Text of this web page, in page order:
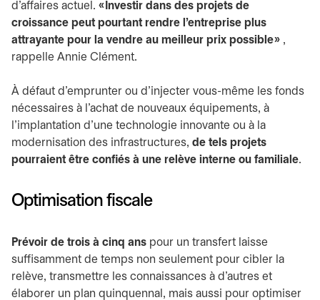
d’affaires actuel. « Investir dans des projets de
croissance peut pourtant rendre l’entreprise plus
attrayante pour la vendre au meilleur prix possible » ,
rappelle Annie Clément.
À défaut d’emprunter ou d’injecter vous-même les fonds
nécessaires à l’achat de nouveaux équipements, à
l’implantation d’une technologie innovante ou à la
modernisation des infrastructures, de tels projets
pourraient être confiés à une relève interne ou familiale.
Optimisation fiscale
Prévoir de trois à cinq ans pour un transfert laisse
suffisamment de temps non seulement pour cibler la
relève, transmettre les connaissances à d’autres et
élaborer un plan quinquennal, mais aussi pour optimiser